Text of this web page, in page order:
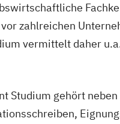
zahlreichen
vermittelt daher
gehört